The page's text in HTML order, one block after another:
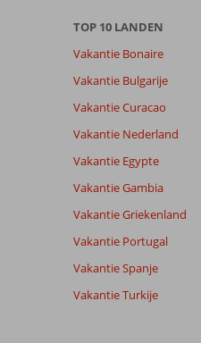
TOP 10 LANDEN
Vakantie Bonaire
Vakantie Bulgarije
Vakantie Curacao
Vakantie Nederland
Vakantie Egypte
Vakantie Gambia
Vakantie Griekenland
Vakantie Portugal
Vakantie Spanje
Vakantie Turkije